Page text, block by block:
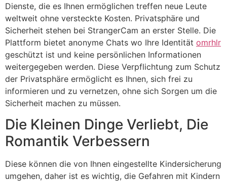
Dienste, die es Ihnen ermöglichen treffen neue Leute
weltweit ohne versteckte Kosten. Privatsphäre und
Sicherheit stehen bei StrangerCam an erster Stelle. Die
Plattform bietet anonyme Chats wo Ihre Identität omrhlr
geschützt ist und keine persönlichen Informationen
weitergegeben werden. Diese Verpflichtung zum Schutz
der Privatsphäre ermöglicht es Ihnen, sich frei zu
informieren und zu vernetzen, ohne sich Sorgen um die
Sicherheit machen zu müssen.
Die Kleinen Dinge Verliebt, Die
Romantik Verbessern
Diese können die von Ihnen eingestellte Kindersicherung
umgehen, daher ist es wichtig, die Gefahren mit Kindern